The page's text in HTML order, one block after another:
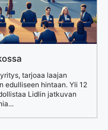
tarjoaa laajan
edulliseen hintaan. Yli 12
Lidlin jatkuvan